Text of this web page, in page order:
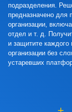
подразделения.
предназначено для
организации,
отдел и т. д.
и защитите каждого
организации без
устаревших